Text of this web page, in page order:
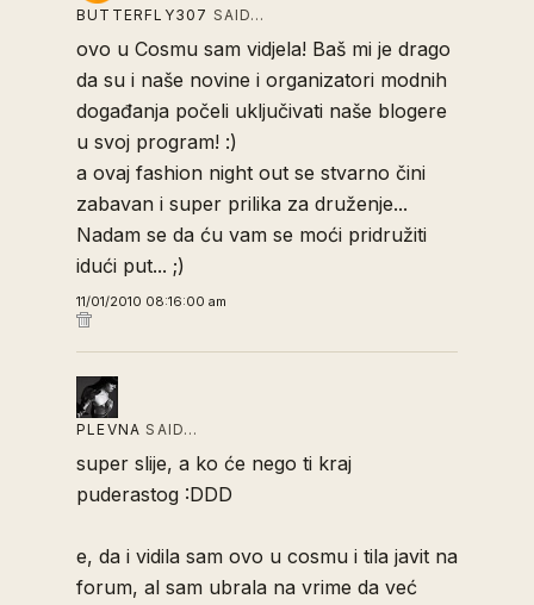
BUTTERFLY307 SAID…
ovo u Cosmu sam vidjela! Baš mi je drago
da su i naše novine i organizatori modnih
događanja počeli uključivati naše blogere
u svoj program! :)
a ovaj fashion night out se stvarno čini
zabavan i super prilika za druženje...
Nadam se da ću vam se moći pridružiti
idući put... ;)
11/01/2010 08:16:00 am
PLEVNA SAID…
super slije, a ko će nego ti kraj
puderastog :DDD
e, da i vidila sam ovo u cosmu i tila javit na
forum, al sam ubrala na vrime da već